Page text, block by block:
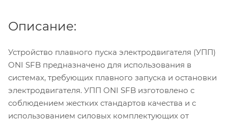
Описание:
Устройство плавного пуска электродвигателя (УПП)
ONI SFB предназначено для использования в
системах, требующих плавного запуска и остановки
электродвигателя. УПП ONI SFB изготовлено с
соблюдением жестких стандартов качества и с
использованием силовых комплектующих от